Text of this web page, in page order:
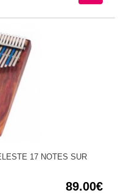
17 NOTES SUR
89.00